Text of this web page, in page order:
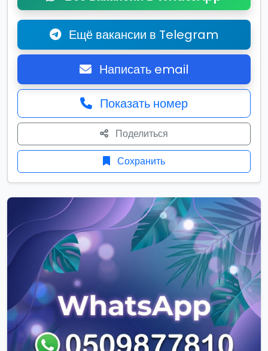
Ещё вакансии в Telegram
Написать email
Показать номер
Поделиться
Сохранить